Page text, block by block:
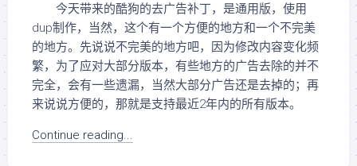
今天带来的酷狗的去广告补丁，是通用版，使用
dup制作，当然，这个有一个方便的地方和一个不完美
的地方。先说说不完美的地方吧，因为修改内容变化频
繁，为了应对大部分版本，有些地方的广告去除的并不
完全，会有一些遗漏，当然大部分广告还是去掉的；再
来说说方便的，那就是支持最近2年内的所有版本。
Continue reading...